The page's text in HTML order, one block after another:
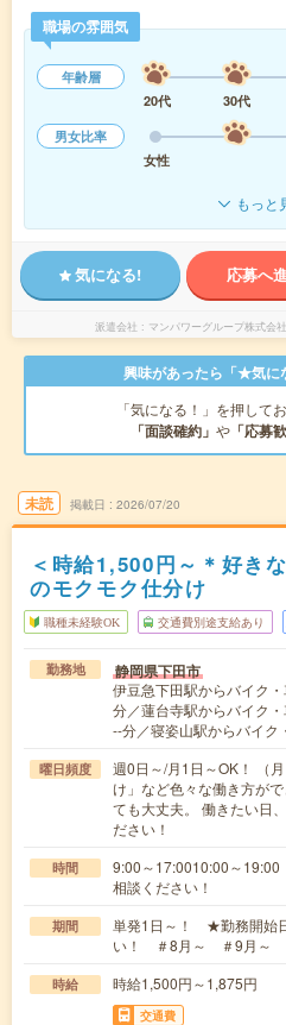
職場の雰囲気
年齢層
20代
30代
男女比率
女性
もっと
気になる! 応募へ
派遣会社 マンパワーグループ株式会
興味があったら「★気に
「気になる！」を押して
「面談確約」 や 「応募
未読 掲載日 2026/07/20
＜時給1,500円～＊好き
のモクモク仕分け
職種未経験OK 交通費別途支給あり
勤務地 静岡県下田市
伊豆急下田駅からバイク
分／蓮台寺駅からバイク
--分／寝姿山駅からバイク
曜日頻度
週0日～/月1日～OK！ （
け」など色々な働き方が
ても大丈夫。 働きたい日
ださい！
時間
9:00～17:0010:00～
相談ください！
期間
単発1日～！ ★勤務開始
い！ ＃8月～ ＃9月～
時給 時給1,500円～1,875円
交通費